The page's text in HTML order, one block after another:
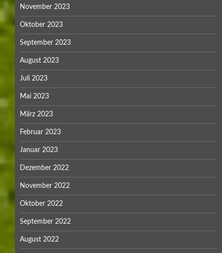
November 2023
Oktober 2023
September 2023
August 2023
Juli 2023
Mai 2023
März 2023
Februar 2023
Januar 2023
Dezember 2022
November 2022
Oktober 2022
September 2022
August 2022